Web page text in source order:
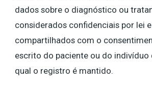
dados sobre o diagnóstico ou
considerados confidenciais por lei
compartilhados com o
escrito do paciente ou do indivíduo
qual o registro é mantido.